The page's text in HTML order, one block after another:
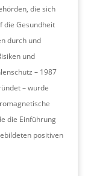
die sich
die Gesundheit
durch und
und
– 1987
– wurde
die Einführung
positiven